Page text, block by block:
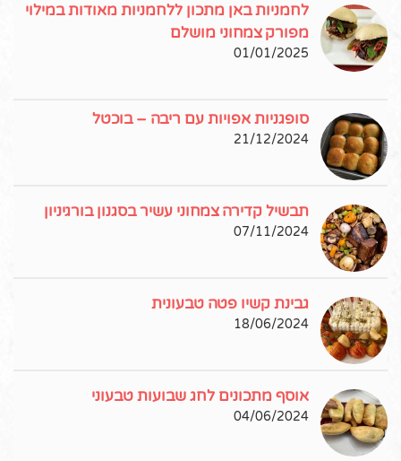
לחמניות באן מתכון ללחמניות מאודות במילוי
מפורק צמחוני מושלם
01/01/2025
סופגניות אפויות עם ריבה – בוכטל
21/12/2024
תבשיל קדירה צמחוני עשיר בסגנון בורגיניון
07/11/2024
גבינת קשיו פטה טבעונית
18/06/2024
אוסף מתכונים לחג שבועות טבעוני
04/06/2024